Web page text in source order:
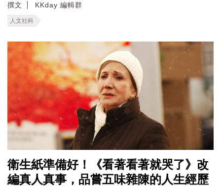
撰文 KKday 編輯群
人文社科
衛生紙準備好！《看著看著就哭了》改
編真人真事，品嘗五味雜陳的人生經歷